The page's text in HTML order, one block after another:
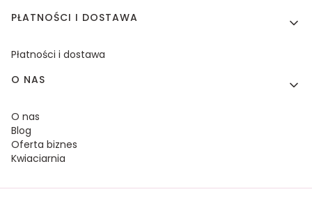
PŁATNOŚCI I DOSTAWA
Płatności i dostawa
O NAS
O nas
Blog
Oferta biznes
Kwiaciarnia